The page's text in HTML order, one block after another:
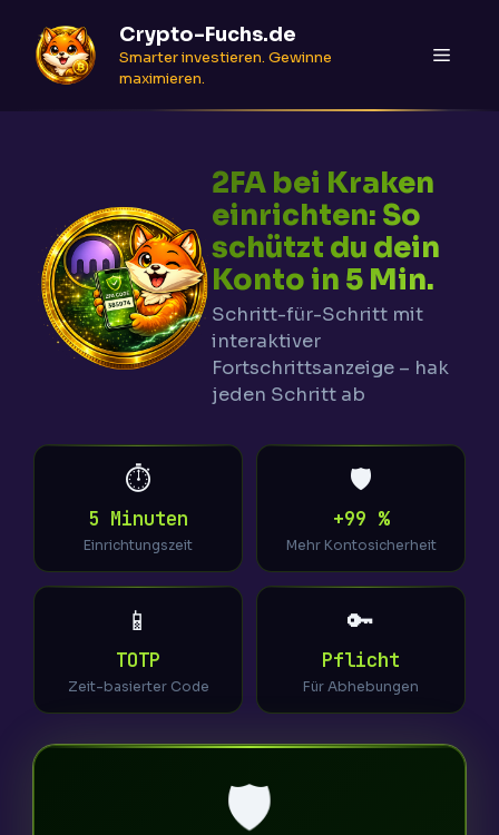
Inhalt
springen
Crypto-Fuchs.de
Smarter investieren. Gewinne
maximieren.
Menü
2FA bei Kraken
einrichten: So
schützt du dein
Konto in 5 Min.
Schritt-für-Schritt mit
interaktiver
Fortschrittsanzeige – hak
jeden Schritt ab
⏱️
5 Minuten
Einrichtungszeit
🛡️
+99 %
Mehr Kontosicherheit
📱
TOTP
Zeit-basierter Code
🔑
Pflicht
Für Abhebungen
🛡️